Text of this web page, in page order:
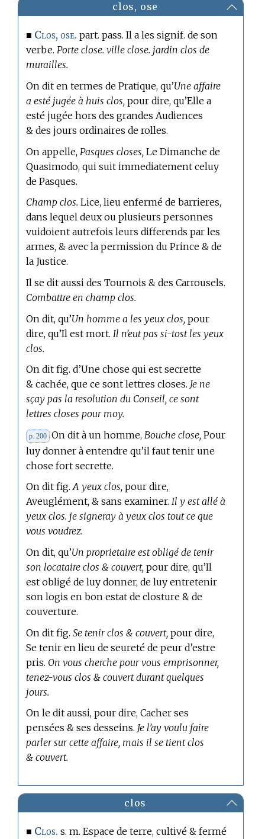
clos, ose
■ Clos, ose. part. pass. Il a les signif. de son
verbe.Porte close. ville close. jardin clos de
murailles.
On dit entermes de Pratique, qu’Une affaire
a esté jugée à huis clos, pour dire, qu’Elle a
esté jugée hors des grandes Audiences
& des jours ordinaires de rolles.
On appelle, Pasques closes, Le Dimanche de
Quasimodo, qui suit immediatement celuy
de Pasques.
Champ clos. Lice, lieu enfermé de barrieres,
dans lequel deux ou plusieurs personnes
vuidoient autrefois leurs differends par les
armes, & avec la permission du Prince & de
la Justice.
Il se dit aussi des Tournois & des Carrousels.
Combattre en champ clos.
On dit, qu’Un homme a les yeux clos, pour
dire, qu’Il est mort. Il n’eut pas si-tost les yeux
clos.
On dit fig. d’Une chose qui est secrette
& cachée, que ce sont lettres closes. Je ne
sçay pas la resolution du Conseil, ce sont
lettres closes pour moy.
p. 200 On dit à un homme, Bouche close, Pour
luy donner à entendre qu’il faut tenir une
chose fort secrette.
On dit fig.A yeux clos, pour dire,
Aveuglément, & sans examiner.Il y est allé à
yeux clos. je signeray à yeux clos tout ce que
vous voudrez.
On dit, qu’Un proprietaire est obligé de tenir
son locataire clos & couvert, pour dire, qu’Il
est obligé de luy donner, de luy entretenir
son logis en bon estat de closture & de
couverture.
On dit fig.Se tenir clos & couvert, pour dire,
Se tenir en lieu de seureté de peur d’estre
pris. On vous cherche pour vous emprisonner,
tenez-vous clos & couvert durant quelques
jours.
On le dit aussi, pour dire, Cacher ses
pensées & ses desseins. Je l’ay voulu faire
parler sur cette affaire, mais il se tient clos
& couvert.
clos
■ Clos. s. m. Espace de terre, cultivé & fermé